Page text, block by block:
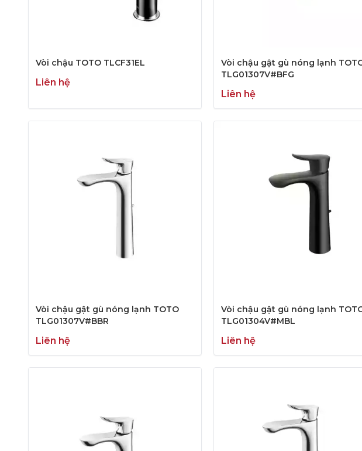
Vòi chậu TOTO TLCF31EL
Liên hệ
Vòi chậu gật gù nóng lạnh
TLG01307V#BFG
Liên hệ
Vòi chậu gật gù nóng lạnh TOTO
TLG01307V#BBR
Liên hệ
Vòi chậu gật gù nóng lạnh
TLG01304V#MBL
Liên hệ